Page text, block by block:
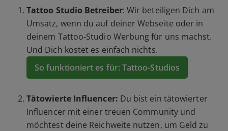
Tattoo Studio Betreiber: Wir beteiligen Dich am
Umsatz, wenn du auf deiner Webseite oder in
deinem Tattoo-Studio Werbung für uns machst.
Und Dich kostet es einfach nichts.
So funktioniert es für: Tattoo-Studios
Tätowierte Influencer: Du bist ein tätowierter
Influencer mit einer treuen Community und
möchtest deine Reichweite nutzen, um Geld zu